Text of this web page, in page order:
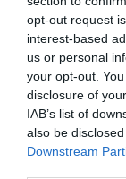
opt-out request
interest-based
us or personal
your opt-out.
disclosure of
IAB’s list of
also be
Downstream